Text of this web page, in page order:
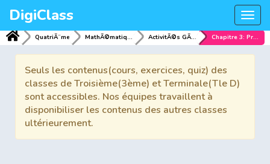
DigiClass
QuatriÃ¨me MathÃ©matiques ActivitÃ©s GÃ©omÃ©triques Chapitre 3: Projection
Seuls les contenus(cours, exercices, quiz) des
classes de Troisième(3ème) et Terminale(Tle D)
sont accessibles. Nos équipes travaillent à
disponibiliser les contenus des autres classes
ultérieurement.